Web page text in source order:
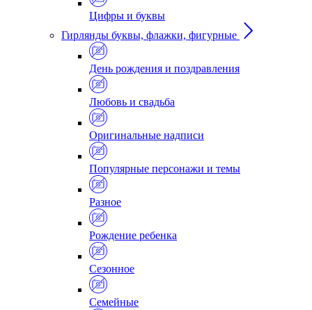
Цифры и буквы
Гирлянды буквы, флажки, фигурные
День рождения и поздравления
Любовь и свадьба
Оригинальные надписи
Популярные персонажи и темы
Разное
Рождение ребенка
Сезонное
Семейные